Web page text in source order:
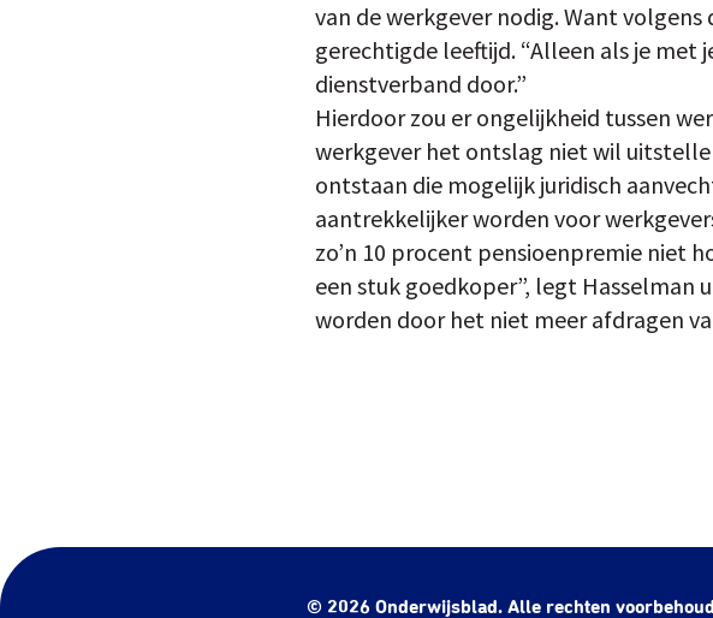
van de werkgever nodig. Want volgens
gerechtigde leeftijd. “Alleen als je
dienstverband door.”
Hierdoor zou er ongelijkheid tussen
werkgever het ontslag niet wil
ontstaan die mogelijk juridisch
aantrekkelijker worden voor
zo’n 10 procent pensioenpremie niet
een stuk goedkoper”, legt Hasselman
worden door het niet meer afdragen
© 2026 Onderwijsblad. Alle rechten